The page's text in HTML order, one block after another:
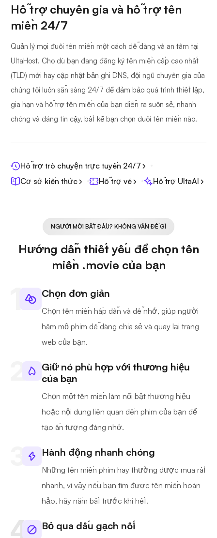
Hỗ trợ chuyên gia và hỗ trợ tên
miền 24/7
Quản lý mọi đuôi tên miền một cách dễ dàng và an tâm tại
UltaHost. Cho dù bạn đang đăng ký tên miền cấp cao nhất
(TLD) mới hay cập nhật bản ghi DNS, đội ngũ chuyên gia của
chúng tôi luôn sẵn sàng 24/7 để đảm bảo quá trình thiết lập,
gia hạn và hỗ trợ tên miền của bạn diễn ra suôn sẻ, nhanh
chóng và đáng tin cậy, bất kể bạn chọn đuôi tên miền nào.
Hỗ trợ trò chuyện trực tuyến 24/7
Cơ sở kiến thức
Hỗ trợ vé Hỗ trợ UltaAI
NGƯỜI MỚI BẮT ĐẦU? KHÔNG VẤN ĐỀ GÌ
Hướng dẫn thiết yếu để chọn tên
miền .movie của bạn
Chọn đơn giản
Chọn tên miền hấp dẫn và dễ nhớ, giúp người
hâm mộ phim dễ dàng chia sẻ và quay lại trang
web của bạn.
Giữ nó phù hợp với thương hiệu
của bạn
Chọn một tên miền làm nổi bật thương hiệu
hoặc nội dung liên quan đến phim của bạn để
tạo ấn tượng đáng nhớ.
Hành động nhanh chóng
Những tên miền phim hay thường được mua rất
nhanh, vì vậy nếu bạn tìm được tên miền hoàn
hảo, hãy nắm bắt trước khi hết.
Bỏ qua dấu gạch nối